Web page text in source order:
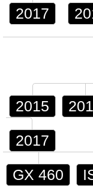
2017
2015
2017
GX 460